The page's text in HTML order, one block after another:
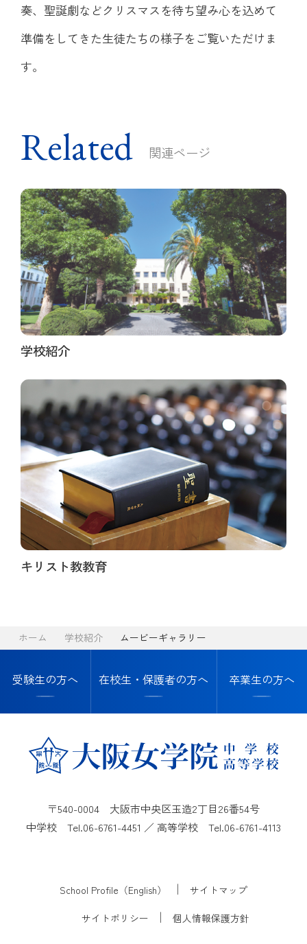
奏、聖誕劇などクリスマスを待ち望み心を込めて
準備をしてきた生徒たちの様子をご覧いただけま
す。
Related 関連ページ
学校紹介
キリスト教教育
ホーム 学校紹介 ムービーギャラリー
受験生の方へ 在校生・保護者の方へ 卒業生の方へ
〒540-0004 大阪市中央区玉造2丁目26番54号
中学校 Tel.06-6761-4451 ／ 高等学校 Tel.06-6761-4113
School Profile（English） サイトマップ
サイトポリシー 個人情報保護方針